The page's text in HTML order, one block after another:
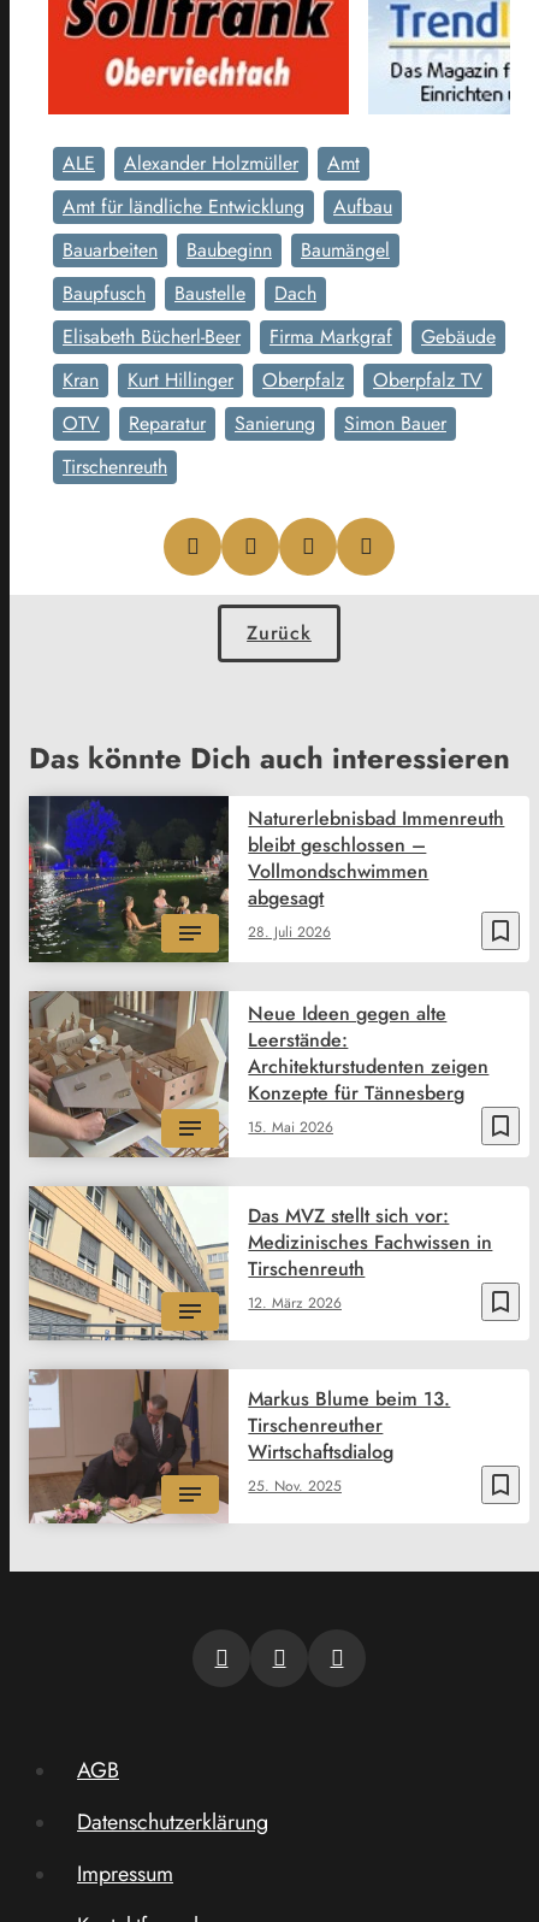
ALE Alexander Holzmüller
Amt
Amt für ländliche Entwicklung
Aufbau
Bauarbeiten
Baubeginn
Baumängel
Baupfusch
Baustelle
Dach
Elisabeth Bücherl-Beer
Firma Markgraf
Gebäude
Kran
Kurt Hillinger Oberpfalz
Oberpfalz TV
OTV
Reparatur Sanierung
Simon Bauer
Tirschenreuth
Zurück
Das könnte Dich auch interessieren
bookmark_border
28. Juli 2026
Naturerlebnisbad Immenreuth
bleibt geschlossen –
Vollmondschwimmen
abgesagt
bookmark_border
15. Mai 2026
Neue Ideen gegen alte
Leerstände:
Architekturstudenten zeigen
Konzepte für Tännesberg
bookmark_border
12. März 2026
Das MVZ stellt sich vor:
Medizinisches Fachwissen in
Tirschenreuth
bookmark_border
25. Nov. 2025
Markus Blume beim 13.
Tirschenreuther
Wirtschaftsdialog
AGB
Datenschutzerklärung
Impressum